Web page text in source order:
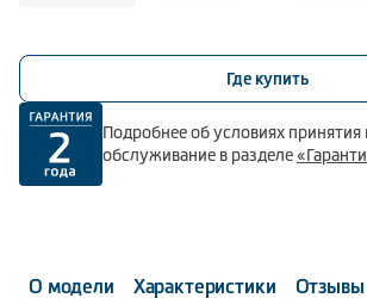
Где купить
Подробнее об условиях принятия
обслуживание в разделе
О модели Характеристики Отзывы